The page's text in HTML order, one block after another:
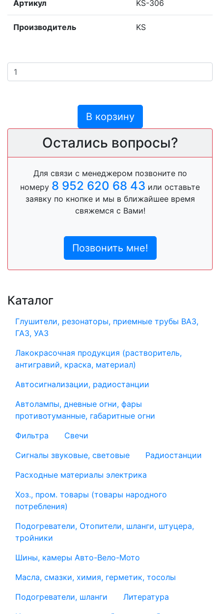
Артикул KS-306
Производитель KS
В корзину
Остались вопросы?
Для связи с менеджером позвоните по
номеру 8 952 620 68 43 или оставьте
заявку по кнопке и мы в ближайшее время
свяжемся с Вами!
Позвонить мне!
Каталог
Глушители, резонаторы, приемные трубы ВАЗ,
ГАЗ, УАЗ
Лакокрасочная продукция (растворитель,
антигравий, краска, материал)
Автосигнализации, радиостанции
Автолампы, дневные огни, фары
противотуманные, габаритные огни
Фильтра
Свечи
Сигналы звуковые, световые
Радиостанции
Расходные материалы электрика
Хоз., пром. товары (товары народного
потребления)
Подогреватели, Отопители, шланги, штуцера,
тройники
Шины, камеры Авто-Вело-Мото
Масла, смазки, химия, герметик, тосолы
Подогреватели, шланги
Литература